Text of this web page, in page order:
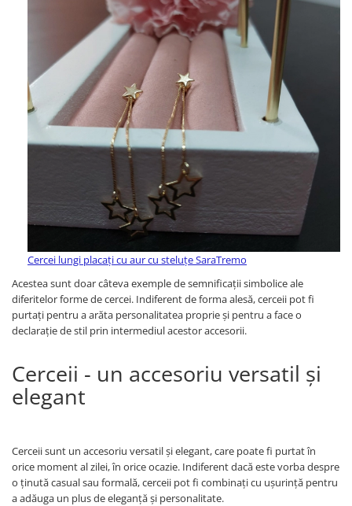
Cercei lungi placați cu aur cu steluțe SaraTremo
Acestea sunt doar câteva exemple de semnificații simbolice ale
diferitelor forme de cercei. Indiferent de forma alesă, cerceii pot fi
purtați pentru a arăta personalitatea proprie și pentru a face o
declarație de stil prin intermediul acestor accesorii.
Cerceii - un accesoriu versatil și
elegant
Cerceii sunt un accesoriu versatil și elegant, care poate fi purtat în
orice moment al zilei, în orice ocazie. Indiferent dacă este vorba despre
o ținută casual sau formală, cerceii pot fi combinați cu ușurință pentru
a adăuga un plus de eleganță și personalitate.